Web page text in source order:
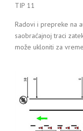
TIP 11
Radovi i prepreke na
saobraćajnoj traci
može ukloniti za